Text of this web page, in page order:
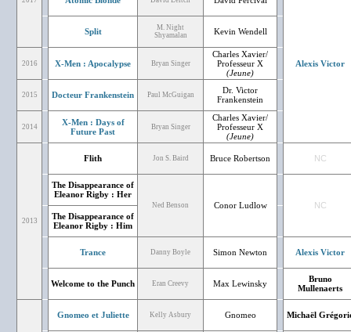
Alexis Victor
Split
M. Night
Shyamalan
Kevin Wendell
2016 X-Men : Apocalypse Bryan Singer
Charles Xavier/
Professeur X
(Jeune)
2015 Docteur Frankenstein Paul McGuigan
Dr. Victor
Frankenstein
2014
X-Men : Days of
Future Past
Bryan Singer
Charles Xavier/
Professeur X
(Jeune)
2013
Flith Jon S. Baird Bruce Robertson NC
The Disappearance of
Eleanor Rigby : Her
Ned Benson Conor Ludlow
NC
The Disappearance of
Eleanor Rigby : Him
Trance Danny Boyle Simon Newton Alexis Victor
Welcome to the Punch Eran Creevy Max Lewinsky
Bruno
Mullenaerts
Gnomeo et Juliette Kelly Asbury Gnomeo Michaël